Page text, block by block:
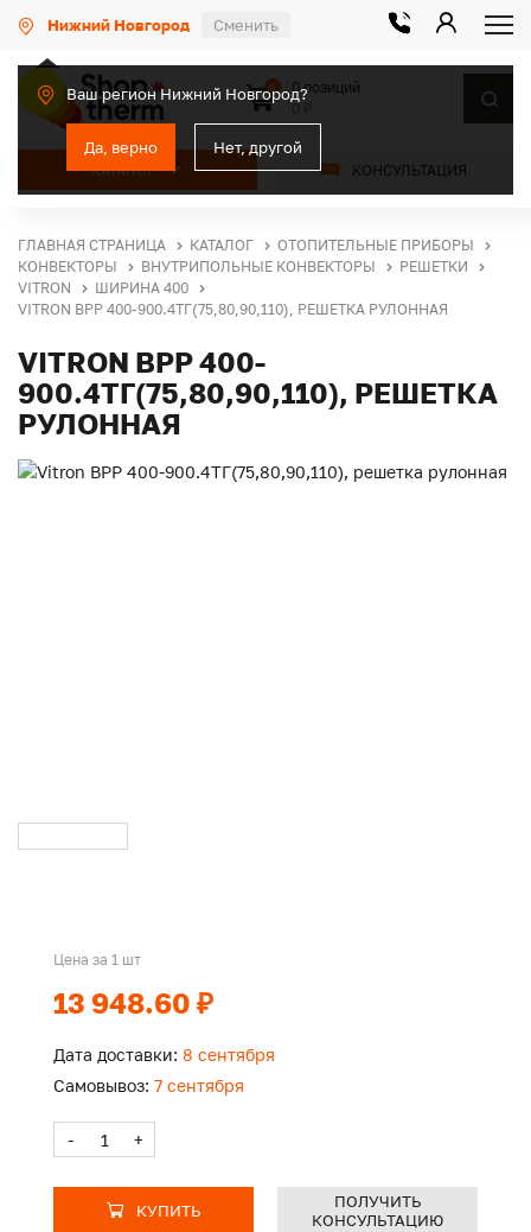
Нижний Новгород Сменить
Ваш регион Нижний Новгород?
Да, верно Нет, другой
КАТАЛОГ КОНСУЛЬТАЦИЯ
0
0 позиций
ГЛАВНАЯ СТРАНИЦА КАТАЛОГ
ОТОПИТЕЛЬНЫЕ ПРИБОРЫ
КОНВЕКТОРЫ
ВНУТРИПОЛЬНЫЕ КОНВЕКТОРЫ
РЕШЕТКИ
VITRON
ШИРИНА 400
VITRON ВРР 400-900.4ТГ(75,80,90,110), РЕШЕТКА РУЛОННАЯ
VITRON ВРР 400-
900.4ТГ(75,80,90,110), РЕШЕТКА
РУЛОННАЯ
Цена за 1 шт
13 948.60 ₽
Дата доставки: 8 сентября
Самовывоз: 7 сентября
- +
КУПИТЬ
ПОЛУЧИТЬ
КОНСУЛЬТАЦИЮ